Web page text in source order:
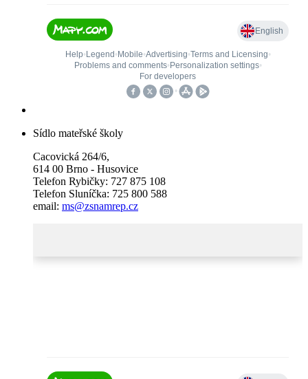
Sídlo mateřské školy
Cacovická 264/6,
614 00 Brno - Husovice
Telefon Rybičky: 727 875 108
Telefon Sluníčka: 725 800 588
email: ms@zsnamrep.cz